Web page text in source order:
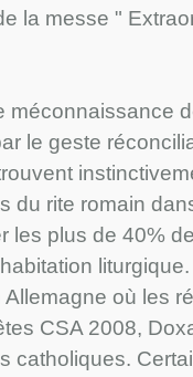
la messe "
méconnaissance
le geste
du rite romain
les plus de 40%
où les
CSA 2008,
catholiques.